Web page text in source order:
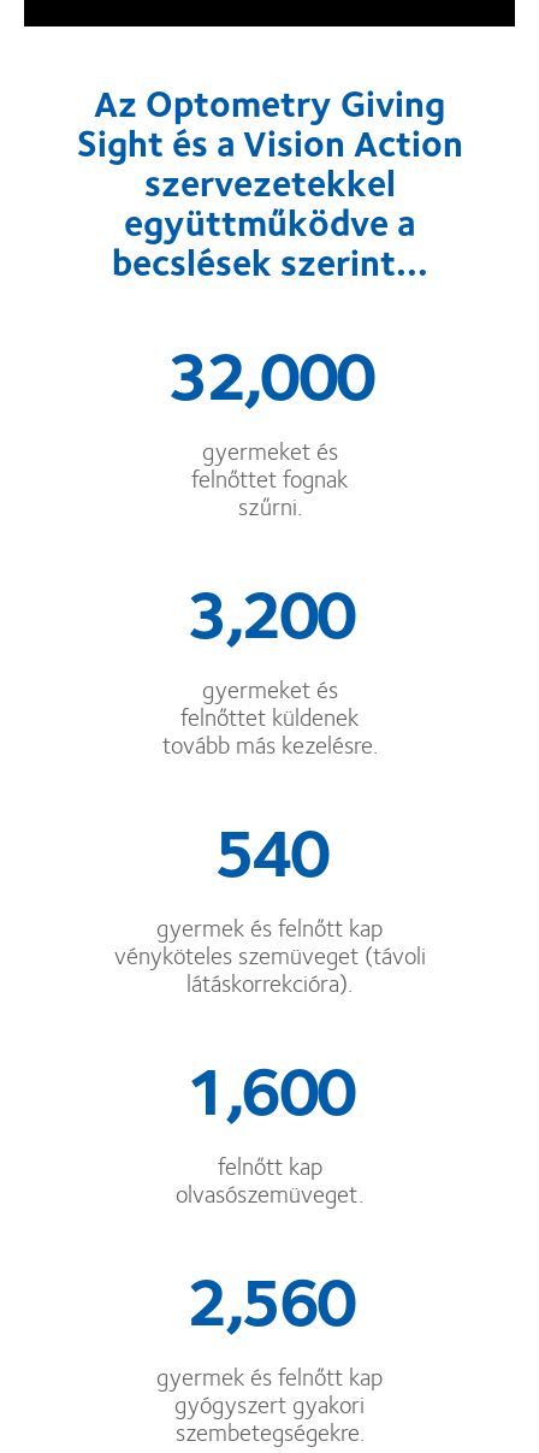
Az Optometry Giving
Sight és a Vision Action
szervezetekkel
együttműködve a
becslések szerint…
32,000
gyermeket és
felnőttet fognak
szűrni.
3,200
gyermeket és
felnőttet küldenek
tovább más kezelésre.
540
gyermek és felnőtt kap
vényköteles szemüveget (távoli
látáskorrekcióra).
1,600
felnőtt kap
olvasószemüveget.
2,560
gyermek és felnőtt kap
gyógyszert gyakori
szembetegségekre.